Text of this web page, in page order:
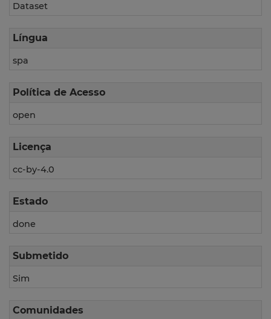
Dataset
Língua
spa
Política de Acesso
open
Licença
cc-by-4.0
Estado
done
Submetido
Sim
Comunidades